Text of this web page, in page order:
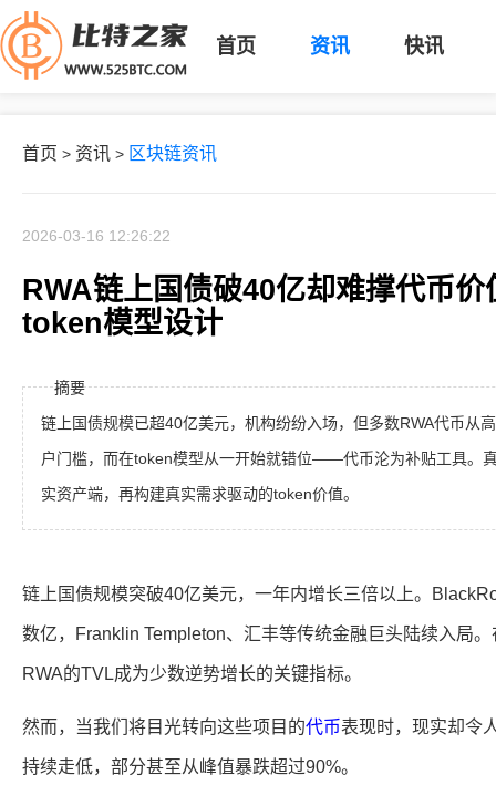
首页 资讯 快讯
首页 > 资讯 > 区块链资讯
2026-03-16 12:26:22
RWA链上国债破40亿却难撑代币价
token模型设计
摘要
链上国债规模已超40亿美元，机构纷纷入场，但多数RWA代币从
户门槛，而在token模型从一开始就错位——代币沦为补贴工具。
实资产端，再构建真实需求驱动的token价值。
链上国债规模突破40亿美元，一年内增长三倍以上。
数亿，Franklin Templeton、汇丰等传统金融巨头陆续入局
RWA的TVL成为少数逆势增长的关键指标。
然而，当我们将目光转向这些项目的代币表现时，现实却令
持续走低，部分甚至从峰值暴跌超过90%。